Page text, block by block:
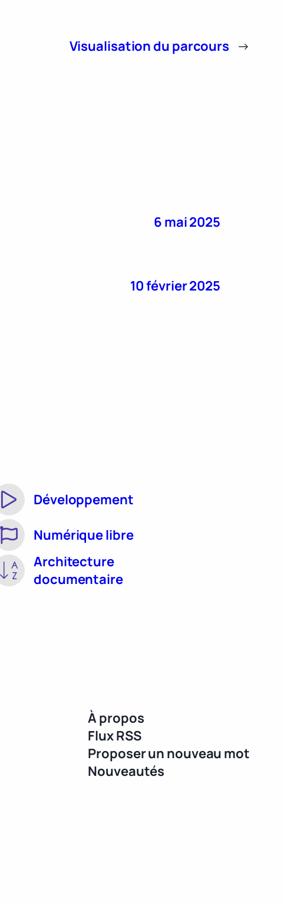
Visualisation du parcours →
6 mai 2025
10 février 2025
Développement
Numérique libre
Architecture
documentaire
À propos
Flux RSS
Proposer un nouveau mot
Nouveautés